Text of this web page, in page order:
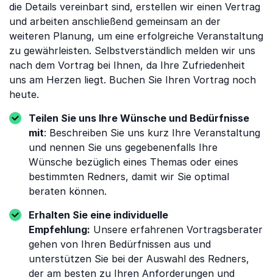
die Details vereinbart sind, erstellen wir einen Vertrag
und arbeiten anschließend gemeinsam an der
weiteren Planung, um eine erfolgreiche Veranstaltung
zu gewährleisten. Selbstverständlich melden wir uns
nach dem Vortrag bei Ihnen, da Ihre Zufriedenheit
uns am Herzen liegt. Buchen Sie Ihren Vortrag noch
heute.
Teilen Sie uns Ihre Wünsche und Bedürfnisse
mit: Beschreiben Sie uns kurz Ihre Veranstaltung
und nennen Sie uns gegebenenfalls Ihre
Wünsche bezüglich eines Themas oder eines
bestimmten Redners, damit wir Sie optimal
beraten können.
Erhalten Sie eine individuelle
Empfehlung: Unsere erfahrenen Vortragsberater
gehen von Ihren Bedürfnissen aus und
unterstützen Sie bei der Auswahl des Redners,
der am besten zu Ihren Anforderungen und